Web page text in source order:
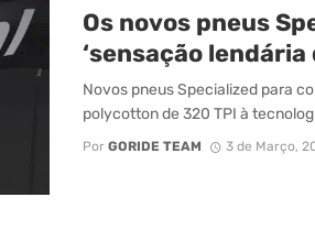
Os novos pneus
‘sensação lendária
Novos pneus Specialized para
polycotton de 320 TPI à
Por GORIDE TEAM 3 de Março,